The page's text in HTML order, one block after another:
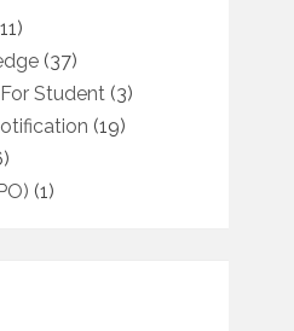
(37)
Student (3)
(19)
(1)